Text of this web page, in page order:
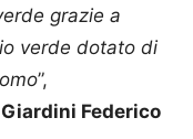
grazie a
verde dotato di
”,
Federico